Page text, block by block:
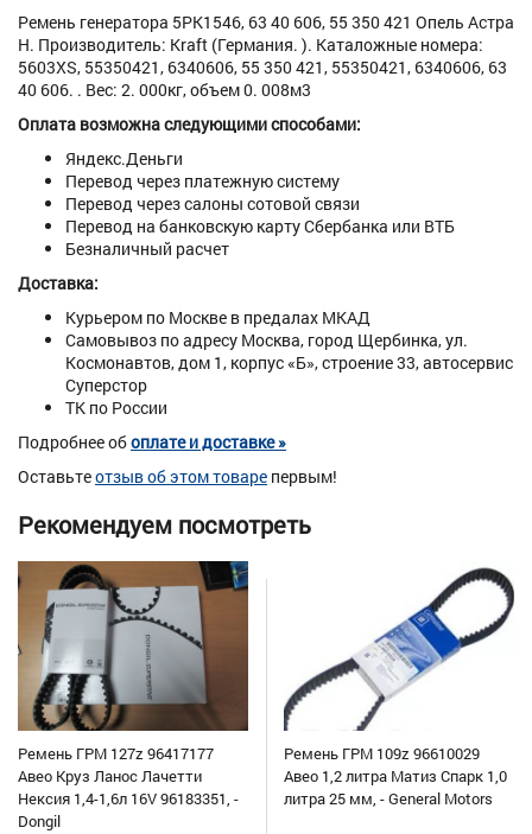
Ремень генератора 5PK1546, 63 40 606, 55 350 421 Опель Астра
H. Производитель: Kraft (Германия. ). Каталожные номера:
5603XS, 55350421, 6340606, 55 350 421, 55350421, 6340606, 63
40 606. . Вес: 2. 000кг, объем 0. 008м3
Оплата возможна следующими способами:
Яндекс.Деньги
Перевод через платежную систему
Перевод через салоны сотовой связи
Перевод на банковскую карту Сбербанка или ВТБ
Безналичный расчет
Доставка:
Курьером по Москве в предалах МКАД
Самовывоз по адресу Москва, город Щербинка, ул.
Космонавтов, дом 1, корпус «Б», строение 33, автосервис
Суперстор
ТК по России
Подробнее обоплате и доставке »
Оставьтеотзыв об этом товаре первым!
Рекомендуем посмотреть
Ремень ГРМ 127z 96417177
Авео Круз Ланос Лачетти
Нексия 1,4-1,6л 16V 96183351, -
Dongil
Ремень ГРМ 109z 96610029
Авео 1,2 литра Матиз Спарк 1,0
литра 25 мм, - General Motors